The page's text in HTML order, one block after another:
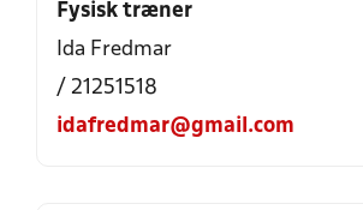
Fysisk træner
Ida Fredmar
/ 21251518
idafredmar@gmail.com